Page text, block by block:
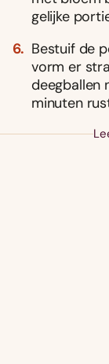
gelijke
Bestuif de
vorm er
deegballen
minuten